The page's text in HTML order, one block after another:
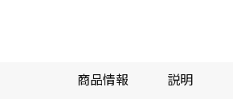
商品情報 説明